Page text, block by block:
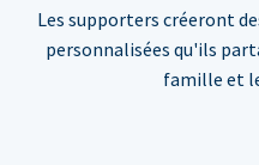
Les supporters créeront
personnalisées qu'ils
famille et